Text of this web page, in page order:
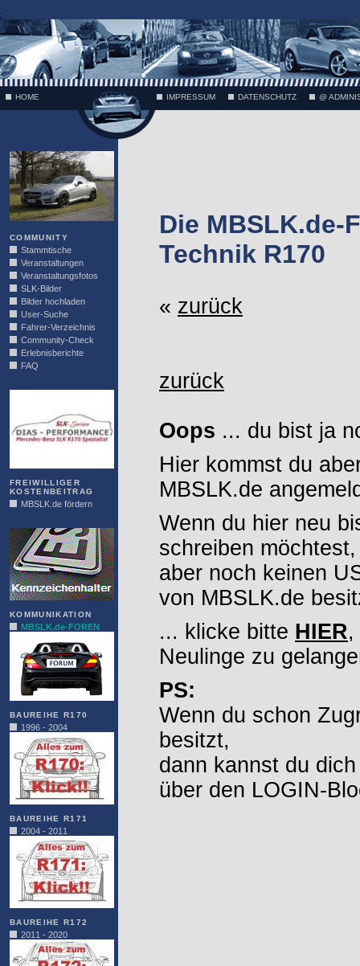
;
HOME IMPRESSUM DATENSCHUTZ @
COMMUNITY
Stammtische
Veranstaltungen
Veranstaltungsfotos
SLK-Bilder
Bilder hochladen
User-Suche
Fahrer-Verzeichnis
Community-Check
Erlebnisberichte
FAQ
FREIWILLIGER
KOSTENBEITRAG
MBSLK.de fördern
KOMMUNIKATION
MBSLK.de-FOREN
BAUREIHE R170
1996 - 2004
BAUREIHE R171
2004 - 2011
BAUREIHE R172
2011 - 2020
Die MBSLK.de-
Technik R170
« zurück
zurück
Oops ... du bist ja
Hier kommst du
MBSLK.de
Wenn du hier neu
schreiben möchtest,
aber noch keinen
von MBSLK.de
... klicke bitte HIER,
Neulinge zu
PS:
Wenn du schon
besitzt,
dann kannst du
über den LOGIN-